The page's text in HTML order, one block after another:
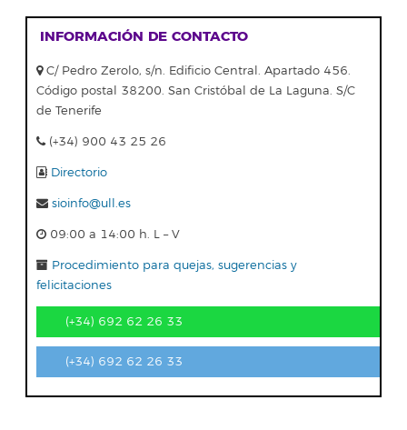
INFORMACIÓN DE CONTACTO
C/ Pedro Zerolo, s/n. Edificio Central. Apartado 456.
Código postal 38200. San Cristóbal de La Laguna. S/C
de Tenerife
(+34) 900 43 25 26
Directorio
sioinfo@ull.es
09:00 a 14:00 h. L – V
Procedimiento para quejas, sugerencias y
felicitaciones
(+34) 692 62 26 33
(+34) 692 62 26 33